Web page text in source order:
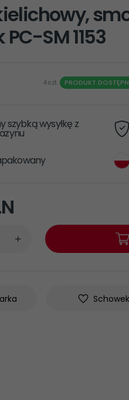
SM 1153
PRODUKT
4 szt.
szybką wysyłkę z
Schowek